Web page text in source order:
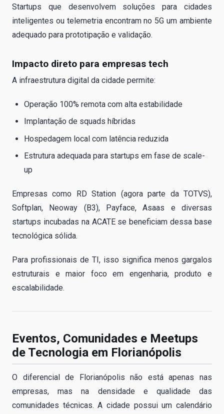
Startups que desenvolvem soluções para cidades
inteligentes ou telemetria encontram no 5G um ambiente
adequado para prototipação e validação.
Impacto direto para empresas tech
A infraestrutura digital da cidade permite:
Operação 100% remota com alta estabilidade
Implantação de squads híbridas
Hospedagem local com latência reduzida
Estrutura adequada para startups em fase de scale-
up
Empresas como RD Station (agora parte da TOTVS),
Softplan, Neoway (B3), Payface, Asaas e diversas
startups incubadas na ACATE se beneficiam dessa base
tecnológica sólida.
Para profissionais de TI, isso significa menos gargalos
estruturais e maior foco em engenharia, produto e
escalabilidade.
Eventos, Comunidades e Meetups
de Tecnologia em Florianópolis
O diferencial de Florianópolis não está apenas nas
empresas, mas na densidade e qualidade das
comunidades técnicas. A cidade possui um calendário